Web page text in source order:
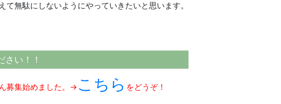
無駄にしないようにやっていきたいと思います。
い！！
募集始めました。→ こちら をどうぞ！